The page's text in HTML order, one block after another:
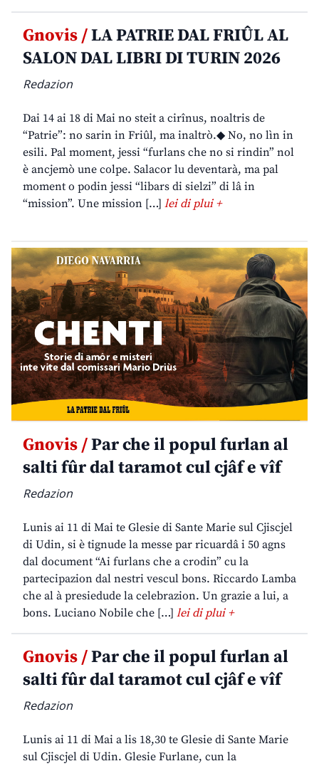
Gnovis /LA PATRIE DAL FRIÛL AL
SALON DAL LIBRI DI TURIN 2026
Redazion
Dai 14 ai 18 di Mai no steit a cirînus, noaltris de
“Patrie”: no sarin in Friûl, ma inaltrò.◆ No, no lìn in
esili. Pal moment, jessi “furlans che no si rindin” nol
è ancjemò une colpe. Salacor lu deventarà, ma pal
moment o podin jessi “libars di sielzi” di lâ in
“mission”. Une mission […] lei di plui +
Gnovis /Par che il popul furlan al
salti fûr dal taramot cul cjâf e vîf
Redazion
Lunis ai 11 di Mai te Glesie di Sante Marie sul Cjiscjel
di Udin, si è tignude la messe par ricuardâ i 50 agns
dal document “Ai furlans che a crodin” cu la
partecipazion dal nestri vescul bons. Riccardo Lamba
che al à presiedude la celebrazion. Un grazie a lui, a
bons. Luciano Nobile che […] lei di plui +
Gnovis /Par che il popul furlan al
salti fûr dal taramot cul cjâf e vîf
Redazion
Lunis ai 11 di Mai a lis 18,30 te Glesie di Sante Marie
sul Cjiscjel di Udin. Glesie Furlane, cun la